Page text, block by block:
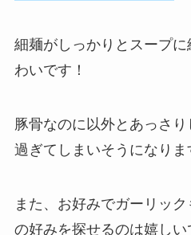
細麺がしっかりとスープ
わいです！
豚骨なのに以外とあっさ
過ぎてしまいそうになりま
また、お好みでガーリッ
の好みを探せるのは嬉しい